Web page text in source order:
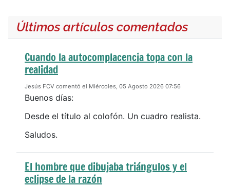
Últimos artículos comentados
Cuando la autocomplacencia topa con la
realidad
Jesús FCV comentó el Miércoles, 05 Agosto 2026 07:56
Buenos días:
Desde el título al colofón. Un cuadro realista.
Saludos.
El hombre que dibujaba triángulos y el
eclipse de la razón